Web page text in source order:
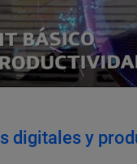
digitales y